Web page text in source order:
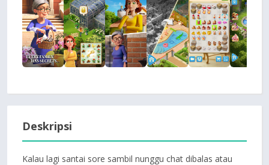
Deskripsi
Kalau lagi santai sore sambil nunggu chat dibalas atau